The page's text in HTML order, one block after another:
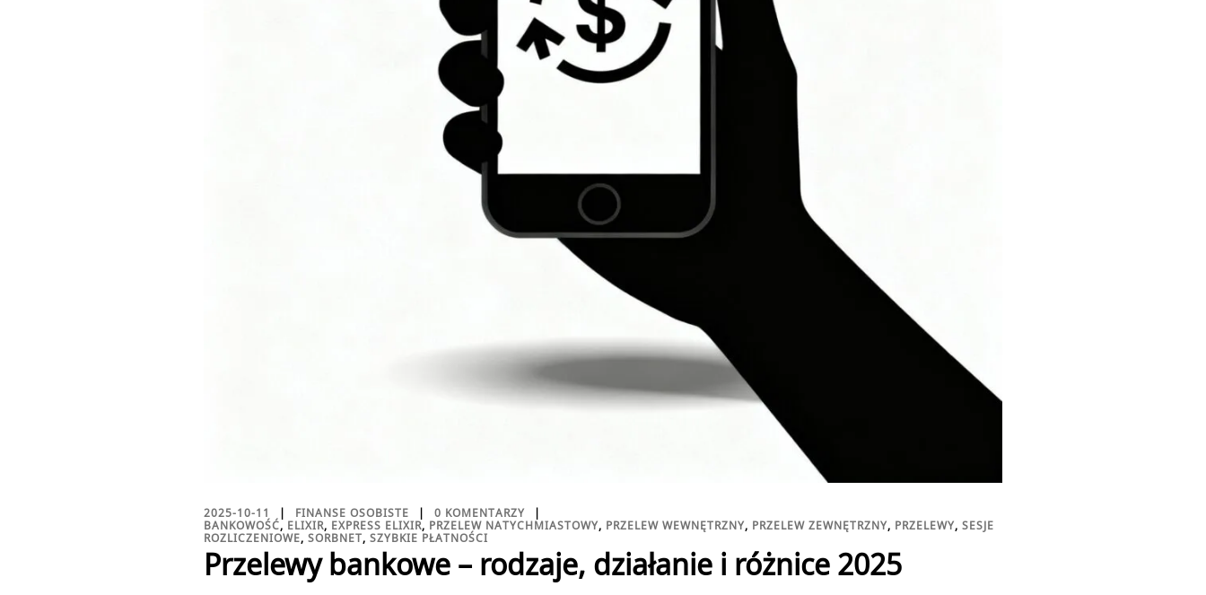
2025-10-11 FINANSE OSOBISTE
0 KOMENTARZY
BANKOWOŚĆ, ELIXIR, EXPRESS ELIXIR, PRZELEW NATYCHMIASTOWY, PRZELEW WEWNĘTRZNY, PRZELEW ZEWNĘTRZNY, PRZELEWY, SESJE
ROZLICZENIOWE, SORBNET, SZYBKIE PŁATNOŚCI
Przelewy bankowe – rodzaje, działanie i różnice 2025